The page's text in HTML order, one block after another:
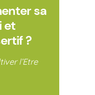
sa
et
?
l’Etre